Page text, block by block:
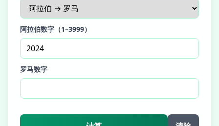
阿拉伯数字（1–3999）
罗马数字